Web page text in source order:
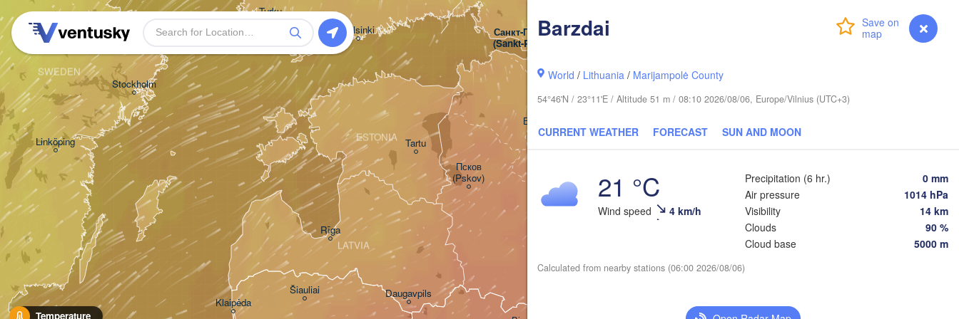
myVentusky Forecast
Barzdai
World / Lithuania / Marijampolė County
54°46'N / 23°11'E / Altitude 51 m / 08:10 2026/08/06, Europe/Vilnius (UTC+3)
CURRENT WEATHER FORECAST SUN AND MOON
21 °C
Wind speed 4 km/h
Precipitation (6 hr.)
0 mm
Air pressure
1014 hPa
Visibility
14 km
Clouds
90 %
Cloud base
5000 m
Calculated from nearby stations (06:00 2026/08/06)
Temperature
Stockholm
Turku
Linköping
SWEDEN
Klaipėda
Санкт-Петербург
(Sankt-Peterburg)
Helsinki
Rīga
Псков
(Pskov)
Великий Новгород
(Veliky Novgorod)
Tartu
Daugavpils
Šiauliai
LATVIA
ESTONIA
Ярославль
(Yaroslavl)
(Cherepovets)